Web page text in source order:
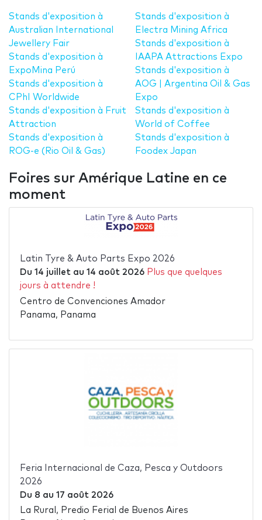
Stands d'exposition à
Australian International
Jewellery Fair
Stands d'exposition à
ExpoMina Perú
Stands d'exposition à
CPhI Worldwide
Stands d'exposition à Fruit
Attraction
Stands d'exposition à
ROG-e (Rio Oil & Gas)
Stands d'exposition à
Electra Mining Africa
Stands d'exposition à
IAAPA Attractions Expo
Stands d'exposition à
AOG | Argentina Oil & Gas
Expo
Stands d'exposition à
World of Coffee
Stands d'exposition à
Foodex Japan
Foires sur Amérique Latine en ce
moment
Latin Tyre & Auto Parts Expo 2026
Du 14 juilletau 14 août 2026 Plus que quelques
jours à attendre !
Centro de Convenciones Amador
Panama, Panama
Feria Internacional de Caza, Pesca y Outdoors
2026
Du 8 au 17 août 2026
La Rural, Predio Ferial de Buenos Aires